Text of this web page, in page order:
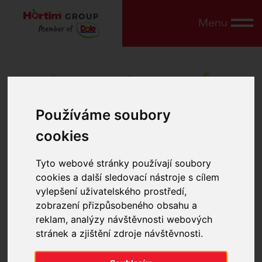
Používáme soubory
cookies
Tyto webové stránky používají soubory
cookies a další sledovací nástroje s cílem
vylepšení uživatelského prostředí,
zobrazení přizpůsobeného obsahu a
reklam, analýzy návštěvnosti webových
stránek a zjištění zdroje návštěvnosti.
Menu
Importované
ovoce a zelenina
sortimentemz celého světa.